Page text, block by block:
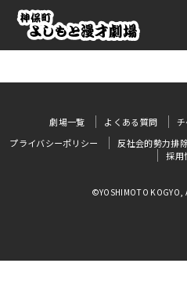
劇場一覧 よくある質問
プライバシーポリシー
反社会的勢力排
採用
©YOSHIMOTO KOGYO,